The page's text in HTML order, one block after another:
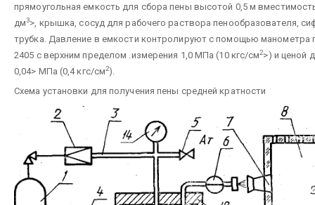
прямоугольная емкость для сбора пены высотой 0,5 м
дм3>, крышка, сосуд для рабочего раствора пенообразователя,
трубка. Давление в емкости контролируют с помощью манометра
2405 с верхним пределом .измерения 1,0 МПа (10 кгс/см2>) и ценой
0,04> МПа (0,4 кгс/см2).
Схема установки для получения пены средней кратности